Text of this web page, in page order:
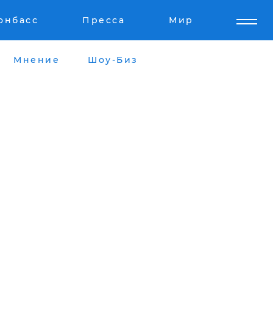
Пресса Мир
Мнение Шоу-Биз